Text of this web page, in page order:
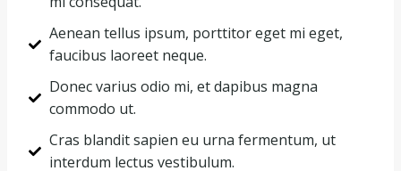
Aenean tellus ipsum, porttitor eget mi eget,
faucibus laoreet neque.
Donec varius odio mi, et dapibus magna
commodo ut.
Cras blandit sapien eu urna fermentum, ut
interdum lectus vestibulum.